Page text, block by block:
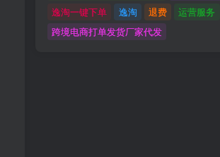
逸淘一键下单
逸淘 退费
运营服务
跨境电商打单发货厂家代发